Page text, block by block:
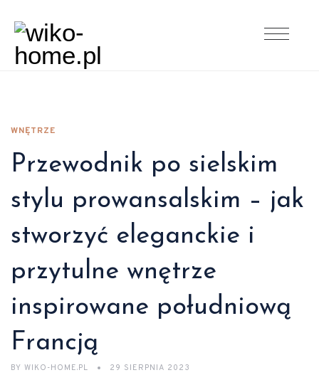
WNĘTRZE
Przewodnik po sielskim
stylu prowansalskim – jak
stworzyć eleganckie i
przytulne wnętrze
inspirowane południową
Francją
BY WIKO-HOME.PL 29 SIERPNIA 2023